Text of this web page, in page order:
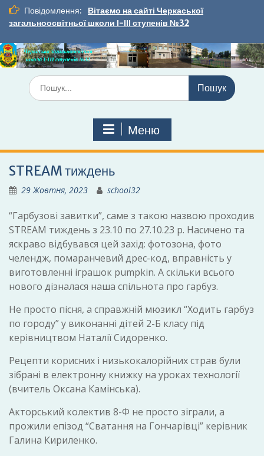
Перейти
вмісту
Повідомлення:
Вітаємо на сайті Черкаської
загальноосвітньої школи І-ІІІ ступенів №32
Шукати:
Меню
STREAM тиждень
29 Жовтня, 2023 school32
“Гарбузові завитки”, саме з такою назвою проходив
STREAM тиждень з 23.10 по 27.10.23 р. Насичено та
яскраво відбувався цей захід: фотозона, фото
челендж, помаранчевий дрес-код, вправність у
виготовленні іграшок pumpkin. А скільки всього
нового дізналася наша спільнота про гарбуз.
Не просто пісня, а справжній мюзикл “Ходить гарбуз
по городу” у виконанні дітей 2-Б класу під
керівництвом Наталії Сидоренко.
Рецепти корисних і низькокалорійних страв були
зібрані в електронну книжку на уроках технології
(вчитель Оксана Камінська).
Акторський колектив 8-Ф не просто зіграли, а
прожили епізод “Сватання на Гончарівці” керівник
Галина Кириленко.